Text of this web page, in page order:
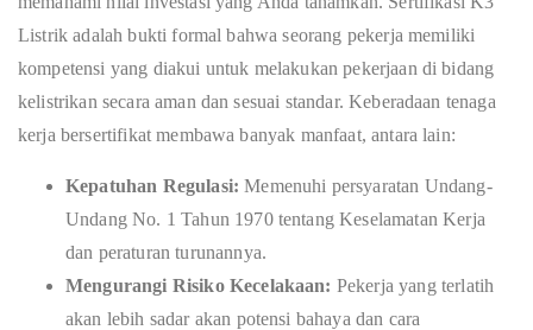
Listrik adalah bukti formal bahwa seorang pekerja memiliki
kompetensi yang diakui untuk melakukan pekerjaan di bidang
kelistrikan secara aman dan sesuai standar. Keberadaan tenaga
kerja bersertifikat membawa banyak manfaat, antara lain:
Kepatuhan Regulasi: Memenuhi persyaratan Undang-
Undang No. 1 Tahun 1970 tentang Keselamatan Kerja
dan peraturan turunannya.
Mengurangi Risiko Kecelakaan: Pekerja yang terlatih
akan lebih sadar akan potensi bahaya dan cara